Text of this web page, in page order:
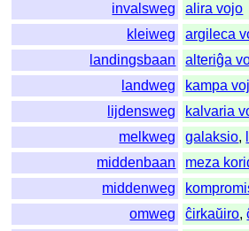
invalsweg
alira vojo
kleiweg
argileca
landingsbaan
alteriĝa
landweg
kampa
lijdensweg
kalvaria
melkweg
galaksio,
middenbaan
meza
middenweg
omweg
ĉirkaŭiro,